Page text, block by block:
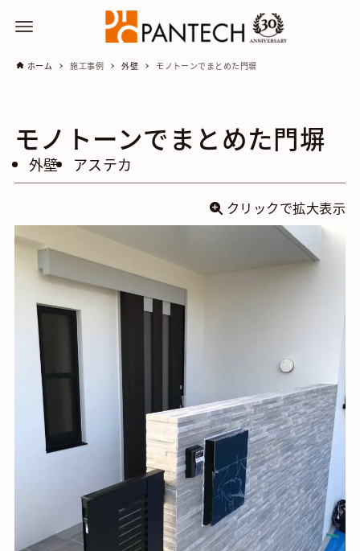
ホーム 施工事例 外壁 モノトーンでまとめた門塀
モノトーンでまとめた門塀
外壁 アステカ
クリックで拡大表示